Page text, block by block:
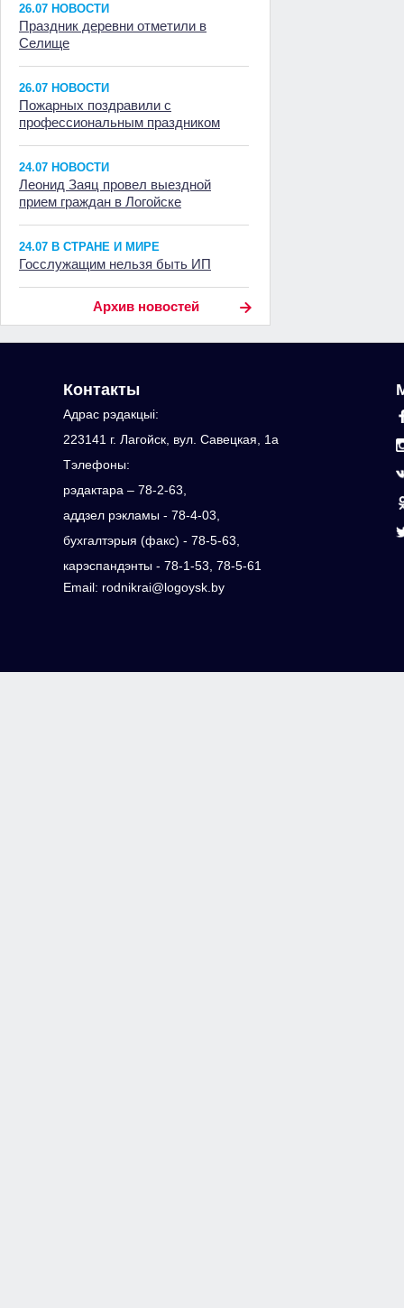
26.07 НОВОСТИ
Праздник деревни отметили в
Селище
26.07 НОВОСТИ
Пожарных поздравили с
профессиональным праздником
24.07 НОВОСТИ
Леонид Заяц провел выездной
прием граждан в Логойске
24.07 В СТРАНЕ И МИРЕ
Госслужащим нельзя быть ИП
Архив новостей
Контакты
Адрас рэдакцыi:
223141 г. Лагойск, вул. Савецкая, 1а
Тэлефоны:
рэдактара – 78-2-63,
аддзел рэкламы - 78-4-03,
бухгалтэрыя (факс) - 78-5-63,
карэспандэнты - 78-1-53, 78-5-61
Email: rodnikrai@logoysk.by